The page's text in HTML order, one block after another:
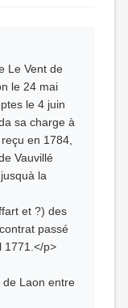
Le Vent de
le 24 mai
le 4 juin
sa charge à
en 1784,
Vauvillé
la
et ?) des
passé
1771.</p>
de Laon entre